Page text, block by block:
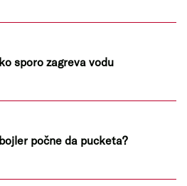
sporo zagreva vodu
počne da pucketa?